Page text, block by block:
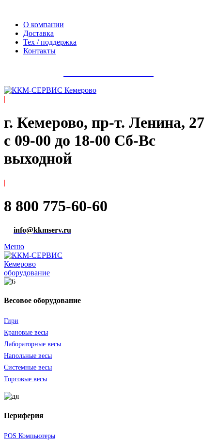
О компании
Доставка
Тех / поддержка
Контакты
|
г. Кемерово, пр-т. ​Ленина, 27
с 09-00 до 18-00 Сб-Вс
выходной
|
8 800 775-60-60
info@kkmserv.ru
Меню
оборудование
Весовое оборудование
Гири
Крановые весы
Лабораторные весы
Напольные весы
Системные весы
Торговые весы
Периферия
POS Компьютеры